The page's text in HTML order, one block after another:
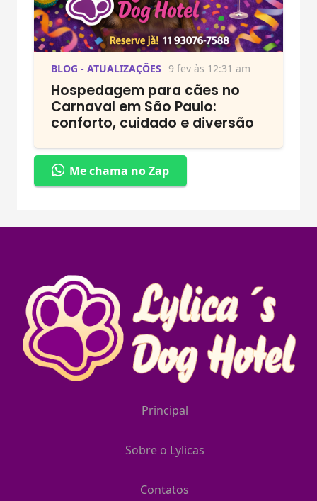
BLOG - ATUALIZAÇÕES 9 fev às 12:31 am
Hospedagem para cães no
Carnaval em São Paulo:
conforto, cuidado e diversão
Me chama no Zap
Principal
Sobre o Lylicas
Contatos